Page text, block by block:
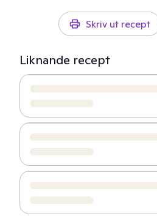
Skriv ut recept
Liknande recept